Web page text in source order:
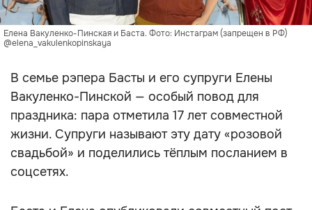
Елена Вакуленко-Пинская и Баста. Фото: Инстаграм (запрещен в РФ)
@elena_vakulenkopinskaya
В семье рэпера Басты и его супруги Елены
Вакуленко-Пинской — особый повод для
праздника: пара отметила 17 лет совместной
жизни. Супруги называют эту дату «розовой
свадьбой» и поделились тёплым посланием в
соцсетях.